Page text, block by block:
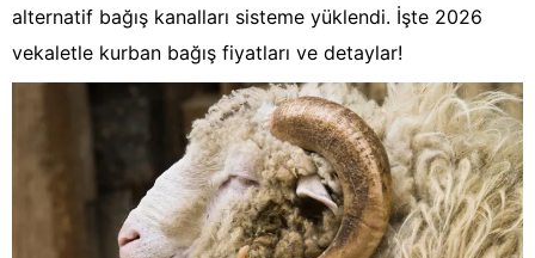
alternatif bağış kanalları sisteme yüklendi. İşte 2026
vekaletle kurban bağış fiyatları ve detaylar!